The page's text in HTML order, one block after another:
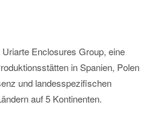
Uriarte Enclosures Group, eine
in Spanien, Polen
und landesspezifischen
auf 5 Kontinenten.